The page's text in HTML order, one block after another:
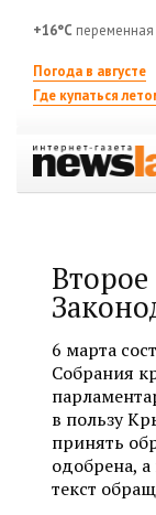
+16°C
Погода в августе
Где купаться
6 марта
Собрания
в пользу
принять
одобрена,
текст